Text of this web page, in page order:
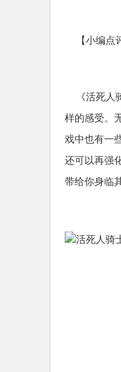
【小编点
《活死人
样的感受。
戏中也有一
还可以再强
带给你身临